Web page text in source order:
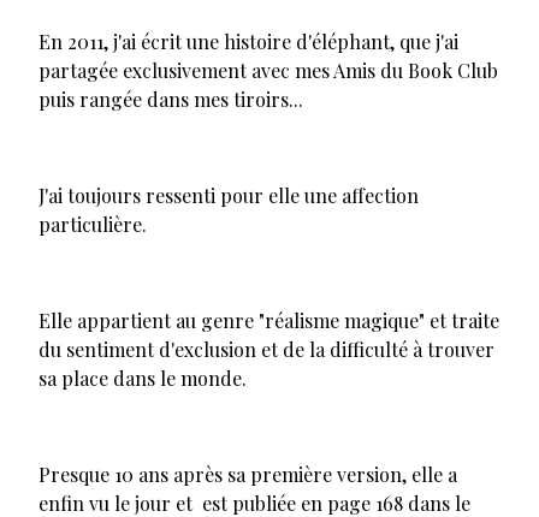
En 2011, j'ai écrit une histoire d'éléphant, que j'ai
partagée exclusivement avec mes Amis du Book Club
puis rangée dans mes tiroirs...
J'ai toujours ressenti pour elle une affection
particulière.
Elle appartient au genre "réalisme magique" et traite
du sentiment d'exclusion et de la difficulté à trouver
sa place dans le monde.
Presque 10 ans après sa première version, elle a
enfin vu le jour et est publiée en page 168 dans le